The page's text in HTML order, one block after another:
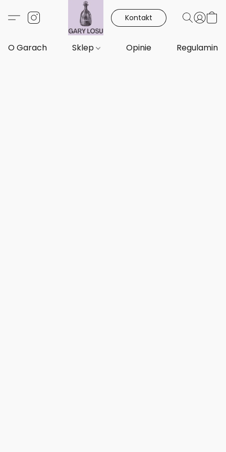
Kontakt
O Garach Sklep Opinie Regulamin